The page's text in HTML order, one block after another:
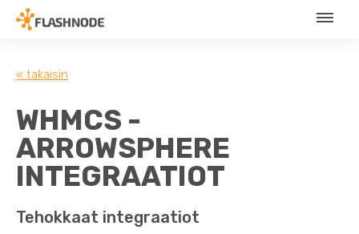
« takaisin
WHMCS -
ARROWSPHERE
INTEGRAATIOT
Tehokkaat integraatiot